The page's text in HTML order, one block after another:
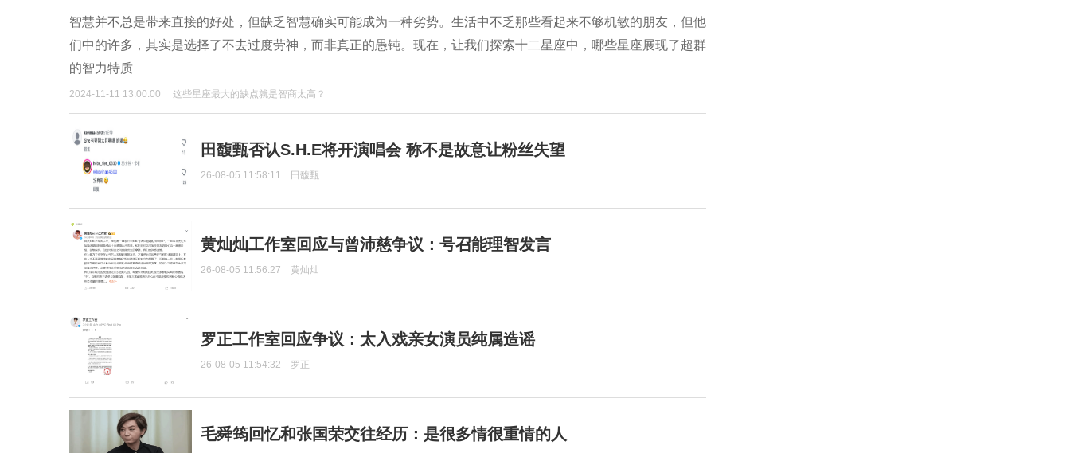
智慧并不总是带来直接的好处，但缺乏智慧确实可能成为一种劣势。生活中不乏那些看起来不够机敏的朋友，但他
们中的许多，其实是选择了不去过度劳神，而非真正的愚钝。现在，让我们探索十二星座中，哪些星座展现了超群
的智力特质
2024-11-11 13:00:00 这些星座最大的缺点就是智商太高？
田馥甄否认S.H.E将开演唱会 称不是故意让粉丝失望
26-08-05 11:58:11 田馥甄
黄灿灿工作室回应与曾沛慈争议：号召能理智发言
26-08-05 11:56:27 黄灿灿
罗正工作室回应争议：太入戏亲女演员纯属造谣
26-08-05 11:54:32 罗正
毛舜筠回忆和张国荣交往经历：是很多情很重情的人